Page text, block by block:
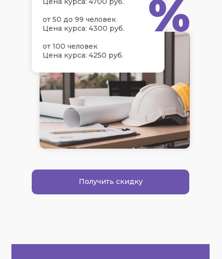
от 50 до 99 человек
Цена курса: 4300 руб.
от 100 человек
Цена курса: 4250 руб.
Получить скидку
%